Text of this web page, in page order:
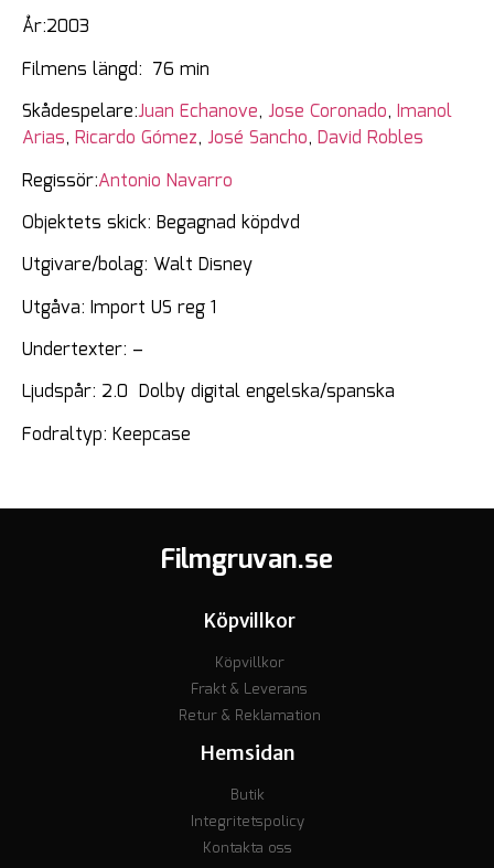
År:2003
Filmens längd: 76 min
Skådespelare:Juan Echanove, Jose Coronado, Imanol
Arias, Ricardo Gómez, José Sancho, David Robles
Regissör:Antonio Navarro
Objektets skick: Begagnad köpdvd
Utgivare/bolag: Walt Disney
Utgåva: Import US reg 1
Undertexter: –
Ljudspår: 2.0 Dolby digital engelska/spanska
Fodraltyp: Keepcase
Filmgruvan.se
Köpvillkor
Köpvillkor
Frakt & Leverans
Retur & Reklamation
Hemsidan
Butik
Integritetspolicy
Kontakta oss